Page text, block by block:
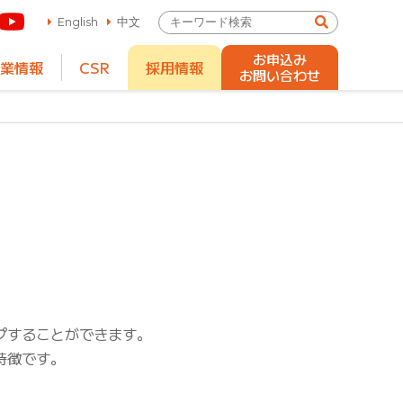
English 中文
情報 CSR 採用情報
お申込み
お問い合わせ
ることができます。
です。